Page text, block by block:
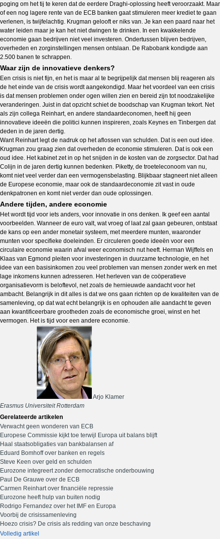
poging om het tij te keren dat de eerdere Draghi-oplossing heeft veroorzaakt. Maar
of een nog lagere rente van de ECB banken gaat stimuleren meer krediet te gaan
verlenen, is twijfelachtig. Krugman gelooft er niks van. Je kan een paard naar het
water leiden maar je kan het niet dwingen te drinken. In een kwakkelende
economie gaan bedrijven niet veel investeren. Ondertussen blijven bedrijven,
overheden en zorginstellingen mensen ontslaan. De Rabobank kondigde aan
2.500 banen te schrappen.
Waar zijn de innovatieve denkers?
Een crisis is niet fijn, en het is maar al te begrijpelijk dat mensen blij reageren als
de het einde van de crisis wordt aangekondigd. Maar het voordeel van een crisis
is dat mensen problemen onder ogen willen zien en bereid zijn tot noodzakelijke
veranderingen. Juist in dat opzicht schiet de boodschap van Krugman tekort. Net
als zijn collega Reinhart, en andere standaardeconomen, heeft hij geen
innovatieve ideeën die politici kunnen inspireren, zoals Keynes en Tinbergen dat
deden in de jaren dertig.
Want Reinhart legt de nadruk op het aflossen van schulden. Dat is een oud idee.
Krugman zou graag zien dat overheden de economie stimuleren. Dat is ook een
oud idee. Het kabinet zet in op het snijden in de kosten van de zorgsector. Dat had
Colijn in de jaren dertig kunnen bedenken. Piketty, de troeteleconoom van nu,
komt niet veel verder dan een vermogensbelasting. Blijkbaar stagneert niet alleen
de Europese economie, maar ook de standaardeconomie zit vast in oude
denkpatronen en komt niet verder dan oude oplossingen.
Andere tijden, andere economie
Het wordt tijd voor iets anders, voor innovatie in ons denken. Ik geef een aantal
voorbeelden. Wanneer de euro valt, wat vroeg of laat zal gaan gebeuren, ontstaat
de kans op een ander monetair systeem, met meerdere munten, waaronder
munten voor specifieke doeleinden. Er circuleren goede ideeën voor een
circulaire economie waarin afval weer economisch nut heeft. Herman Wijffels en
Klaas van Egmond pleiten voor investeringen in duurzame technologie, en het
idee van een basisinkomen zou veel problemen van mensen zonder werk en met
lage inkomens kunnen adresseren. Het herleven van de coöperatieve
organisatievorm is beloftevol, net zoals de hernieuwde aandacht voor het
ambacht. Belangrijk in dit alles is dat we ons gaan richten op de kwaliteiten van de
samenleving, op dat wat echt belangrijk is en ophouden alle aandacht te geven
aan kwantificeerbare grootheden zoals de economische groei, winst en het
vermogen. Het is tijd voor een andere economie.
Arjo Klamer
Erasmus Universiteit Rotterdam
Gerelateerde artikelen
Verwacht geen wonderen van ECB
Europese Commissie kijkt toe terwijl Europa uit balans blijft
Haal staatsobligaties van bankbalansen af
Eduard Bomhoff over banken en regels
Steve Keen over geld en schulden
Eurozone integreert zonder democratische onderbouwing
Paul De Grauwe over de ECB
Carmen Reinhart over financiële repressie
Eurozone heeft hulp van buiten nodig
Rodrigo Fernandez over het IMF en Europa
Voorbij de crisissamenleving
Hoezo crisis? De crisis als redding van onze beschaving
Volledig artikel